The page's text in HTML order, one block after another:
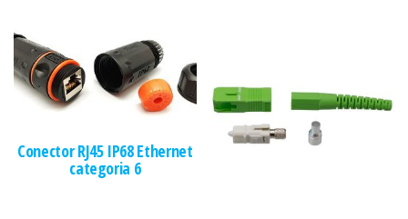
Conector RJ45 IP68 Ethernet
categoria 6